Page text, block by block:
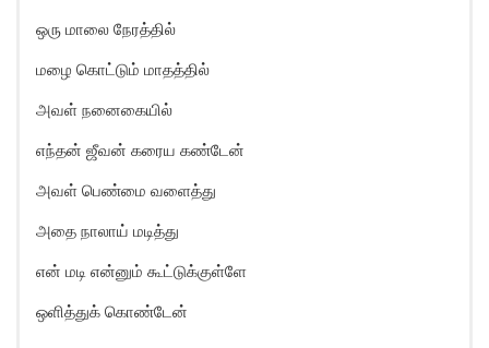
ஒரு மாலை நேரத்தில்
மழை கொட்டும் மாதத்தில்
அவள் நனைகையில்
எந்தன் ஜீவன் கரைய கண்டேன்
அவள் பெண்மை வளைத்து
அதை நாலாய் மடித்து
என் மடி என்னும் கூட்டுக்குள்ளே
ஒளித்துக் கொண்டேன்